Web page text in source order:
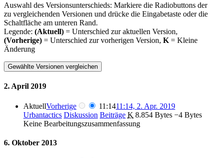
Auswahl des Versionsunterschieds: Markiere die Radiobuttons der
zu vergleichenden Versionen und drücke die Eingabetaste oder die
Schaltfläche am unteren Rand.
Legende: (Aktuell) = Unterschied zur aktuellen Version,
(Vorherige) = Unterschied zur vorherigen Version, K = Kleine
Änderung
2. April 2019
AktuellVorherige 11:1411:14, 2. Apr. 2019
Urbantactics Diskussion Beiträge K 8.854 Bytes −4 Bytes
Keine Bearbeitungszusammenfassung
6. Oktober 2013